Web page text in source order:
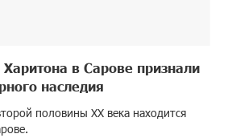
в Сарове признали
наследия
половины XX века находится